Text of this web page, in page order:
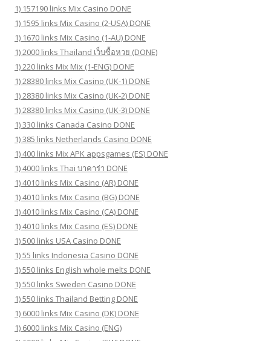
1) 157190 links Mix Casino DONE
1) 1595 links Mix Casino (2-USA) DONE
1) 1670 links Mix Casino (1-AU) DONE
1) 2000 links Thailand เว็บซื้อหวย (DONE)
1) 220 links Mix Mix (1-ENG) DONE
1) 28380 links Mix Casino (UK-1) DONE
1) 28380 links Mix Casino (UK-2) DONE
1) 28380 links Mix Casino (UK-3) DONE
1) 330 links Canada Casino DONE
1) 385 links Netherlands Casino DONE
1) 400 links Mix APK appsgames (ES) DONE
1) 4000 links Thai บาคาร่า DONE
1) 4010 links Mix Casino (AR) DONE
1) 4010 links Mix Casino (BG) DONE
1) 4010 links Mix Casino (CA) DONE
1) 4010 links Mix Casino (ES) DONE
1) 500 links USA Casino DONE
1) 55 links Indonesia Casino DONE
1) 550 links English whole melts DONE
1) 550 links Sweden Casino DONE
1) 550 links Thailand Betting DONE
1) 6000 links Mix Casino (DK) DONE
1) 6000 links Mix Casino (ENG)